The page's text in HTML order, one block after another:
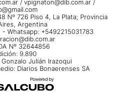
/ vpignaton@dib.com.ar /
Nº 726 Piso 4, La Plata; Provincia
Argentina
Whatsapp: +5492215031783
Nº 32644856
9.890
Julián Irazoqui
Diarios Bonaerenses SA